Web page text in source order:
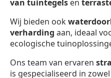
van tuintegels en
Wij bieden ook
verharding aan, ideaal
ecologische
Ons team van ervaren
is gespecialiseerd in